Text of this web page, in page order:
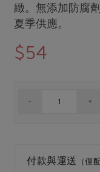
素食專區
樂齡友善
高麗菜海鮮煎餅
地區活動
活動報下載
緻。無添加防腐
夏季供應。
$54
付款與運送 （僅